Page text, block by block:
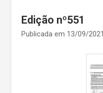
Edição nº551
Publicada em 13/09/2021